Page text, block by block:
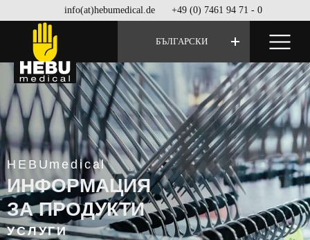
info(at)hebumedical.de +49 (0) 7461 94 71 - 0
БЪЛГАРСКИ
HEBUmedical
ИНФОРМАЦИЯ
ЗА ПРОДУКТИ
УСЛУГИ